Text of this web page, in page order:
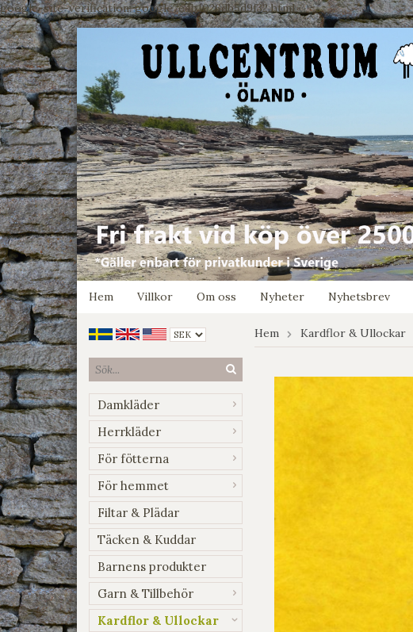
google-site-verification: google7e4b1026db5d9f32.html
Hem
Villkor Om oss Nyheter Nyhetsbrev
Damkläder
Herrkläder
För fötterna
För hemmet
Filtar & Plädar
Täcken & Kuddar
Barnens produkter
Garn & Tillbehör
Kardflor & Ullockar
Hem Kardflor & Ullockar